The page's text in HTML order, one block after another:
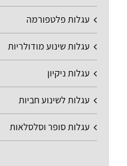
עגלות פלטפורמה
עגלות שינוע מודולריות
עגלות ניקיון
עגלות לשינוע חביות
עגלות סופר וסלסלאות